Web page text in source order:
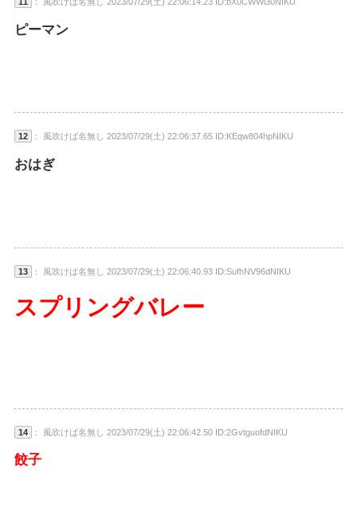
ピーマン
12 ： 風吹けば名無し 2023/07/29(土) 22:06:37.65 ID:KEqw804hpNIKU
おはぎ
13 ： 風吹けば名無し 2023/07/29(土) 22:06:40.93 ID:SufhNV96dNIKU
スプリングバレー
14 ： 風吹けば名無し 2023/07/29(土) 22:06:42.50 ID:2GvtguofdNIKU
餃子